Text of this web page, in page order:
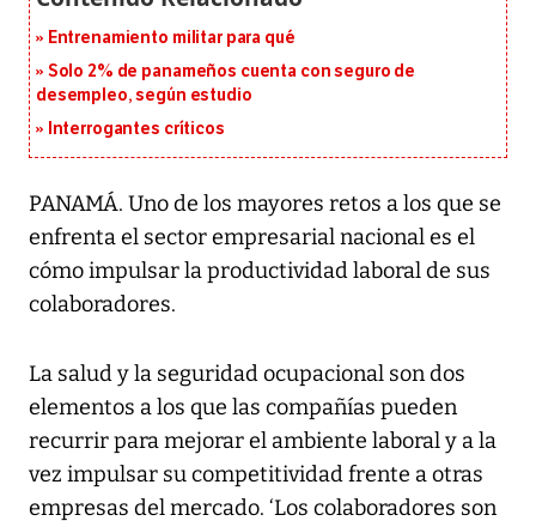
Entrenamiento militar para qué
Solo 2% de panameños cuenta con seguro de
desempleo, según estudio
Interrogantes críticos
PANAMÁ. Uno de los mayores retos a los que se
enfrenta el sector empresarial nacional es el
cómo impulsar la productividad laboral de sus
colaboradores.
La salud y la seguridad ocupacional son dos
elementos a los que las compañías pueden
recurrir para mejorar el ambiente laboral y a la
vez impulsar su competitividad frente a otras
empresas del mercado. ‘Los colaboradores son